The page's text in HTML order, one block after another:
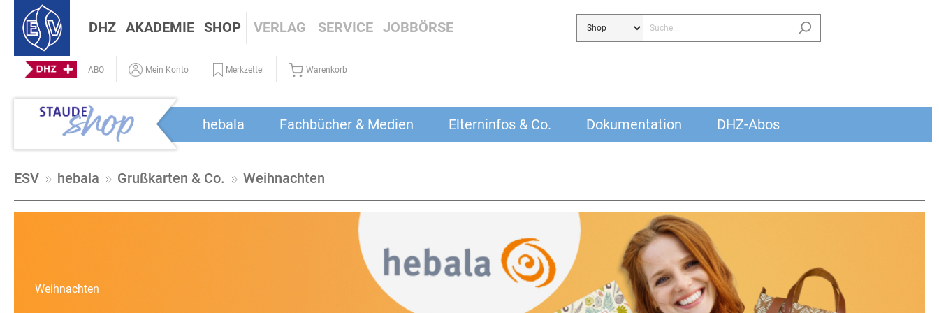
DHZ AKADEMIE SHOP VERLAG SERVICE JOBBÖRSE
ABO Mein Konto Merkzettel Warenkorb
hebala Fachbücher & Medien Elterninfos & Co. Dokumentation DHZ-Abos
ESV hebala Grußkarten & Co. Weihnachten
Weihnachten